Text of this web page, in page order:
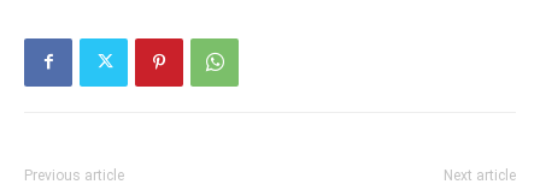
Previous article Next article